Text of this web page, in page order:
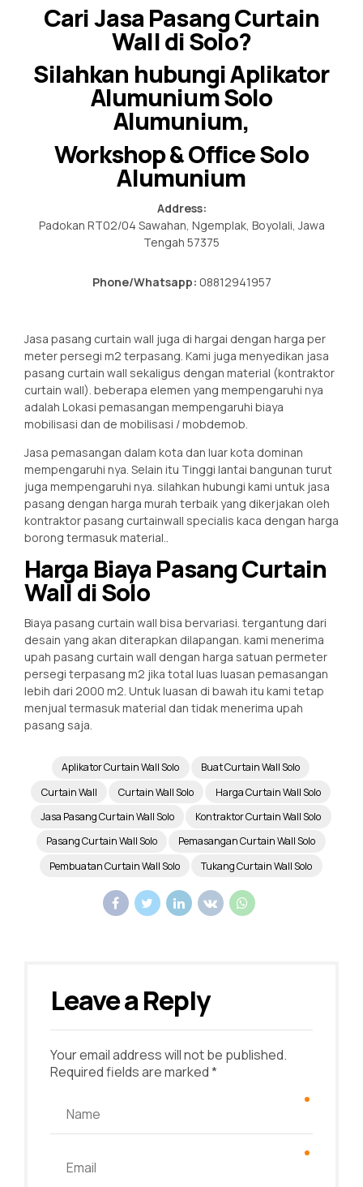
Cari Jasa Pasang Curtain
Wall di Solo?
Silahkan hubungi Aplikator
Alumunium Solo
Alumunium,
Workshop & Office Solo
Alumunium
Address:
Padokan RT02/04 Sawahan, Ngemplak, Boyolali, Jawa
Tengah 57375
Phone/Whatsapp: 08812941957
Jasa pasang curtain wall juga di hargai dengan harga per
meter persegi m2 terpasang. Kami juga menyedikan jasa
pasang curtain wall sekaligus dengan material (kontraktor
curtain wall). beberapa elemen yang mempengaruhi nya
adalah Lokasi pemasangan mempengaruhi biaya
mobilisasi dan de mobilisasi / mobdemob.
Jasa pemasangan dalam kota dan luar kota dominan
mempengaruhi nya. Selain itu Tinggi lantai bangunan turut
juga mempengaruhi nya. silahkan hubungi kami untuk jasa
pasang dengan harga murah terbaik yang dikerjakan oleh
kontraktor pasang curtainwall specialis kaca dengan harga
borong termasuk material..
Harga Biaya Pasang Curtain
Wall di Solo
Biaya pasang curtain wall bisa bervariasi. tergantung dari
desain yang akan diterapkan dilapangan. kami menerima
upah pasang curtain wall dengan harga satuan permeter
persegi terpasang m2 jika total luas luasan pemasangan
lebih dari 2000 m2. Untuk luasan di bawah itu kami tetap
menjual termasuk material dan tidak menerima upah
pasang saja.
Aplikator Curtain Wall Solo
Buat Curtain Wall Solo
Curtain Wall
Curtain Wall Solo
Harga Curtain Wall Solo
Jasa Pasang Curtain Wall Solo
Kontraktor Curtain Wall Solo
Pasang Curtain Wall Solo
Pemasangan Curtain Wall Solo
Pembuatan Curtain Wall Solo
Tukang Curtain Wall Solo
Leave a Reply
Your email address will not be published.
Required fields are marked *